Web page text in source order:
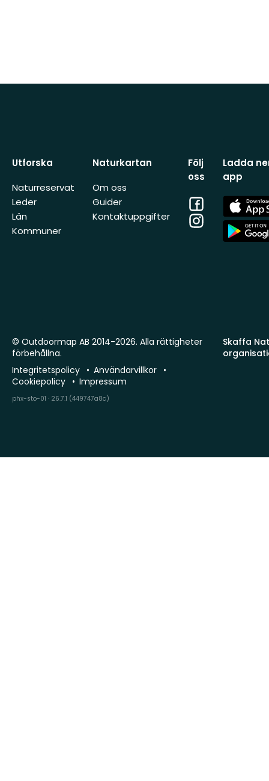
Utforska
Naturreservat
Leder
Län
Kommuner
Naturkartan
Om oss
Guider
Kontaktuppgifter
Följ
oss
Facebook
Instagram
Ladda
app
App
Store
App
Store
Skaffa
© Outdoormap AB 2014-2026. Alla rättigheter
förbehållna.
Integritetspolicy
Användarvillkor
Cookiepolicy
Impressum
phx-sto-01 · 26.7.1 (449747a8c)